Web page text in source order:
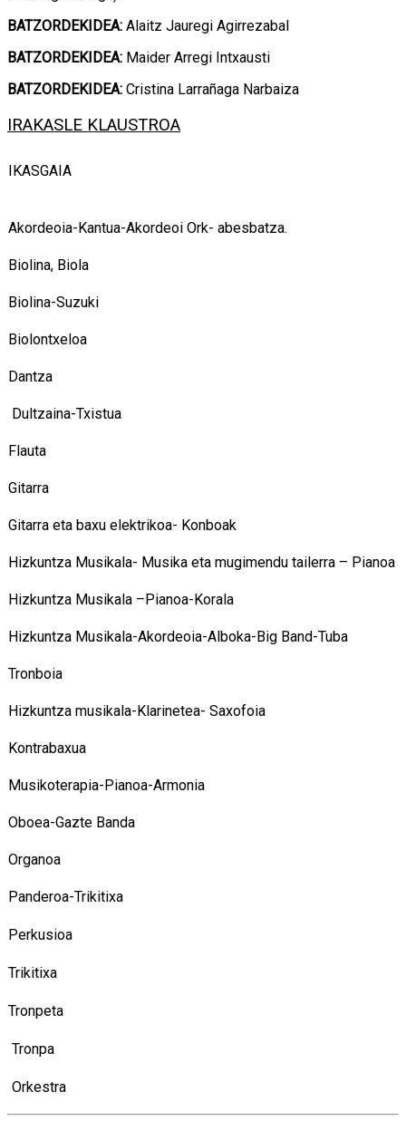
BATZORDEKIDEA: Alaitz Jauregi Agirrezabal
BATZORDEKIDEA: Maider Arregi Intxausti
BATZORDEKIDEA: Cristina Larrañaga Narbaiza
IRAKASLE KLAUSTROA
IKASGAIA
Akordeoia-Kantua-Akordeoi Ork- abesbatza.
Biolina, Biola
Biolina-Suzuki
Biolontxeloa
Dantza
Dultzaina-Txistua
Flauta
Gitarra
Gitarra eta baxu elektrikoa- Konboak
Hizkuntza Musikala- Musika eta mugimendu tailerra – Pianoa
Hizkuntza Musikala –Pianoa-Korala
Hizkuntza Musikala-Akordeoia-Alboka-Big Band-Tuba
Tronboia
Hizkuntza musikala-Klarinetea- Saxofoia
Kontrabaxua
Musikoterapia-Pianoa-Armonia
Oboea-Gazte Banda
Organoa
Panderoa-Trikitixa
Perkusioa
Trikitixa
Tronpeta
Tronpa
Orkestra